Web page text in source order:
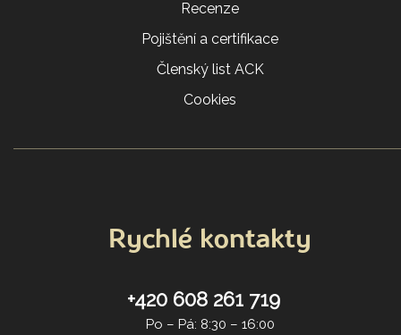
Recenze
Pojištění a certifikace
Členský list ACK
Cookies
Rychlé kontakty
+420 608 261 719
Po – Pá: 8:30 – 16:00